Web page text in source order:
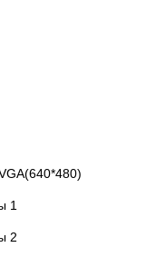
VGA(640*480)
1
2